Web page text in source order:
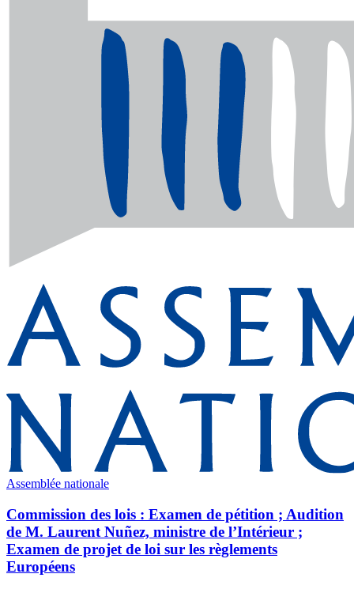
Assemblée nationale
Commission des lois : Examen de pétition ; Audition
de M. Laurent Nuñez, ministre de l’Intérieur ;
Examen de projet de loi sur les règlements
Européens